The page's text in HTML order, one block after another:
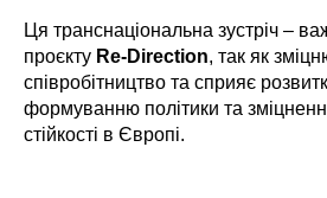
Ця транснаціональна зустріч –
проєкту Re-Direction, так як
співробітництво та сприяє
формуванню політики та
стійкості в Європі.